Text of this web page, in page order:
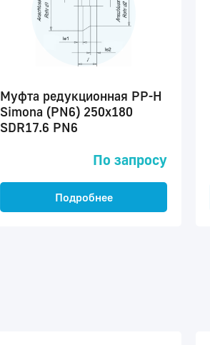
Муфта редукционная PP-H
Simona (PN6) 250x180
SDR17.6 PN6
По запросу
Подробнее